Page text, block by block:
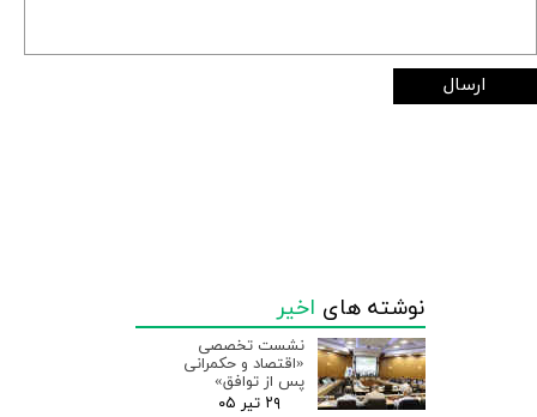
ارسال
نوشته های اخیر
نشست تخصصی
«اقتصاد و حکمرانی
پس از توافق»
۲۹ تیر ۰۵